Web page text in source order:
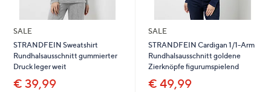
SALE
STRANDFEIN Sweatshirt
Rundhalsausschnitt gummierter
Druck leger weit
€ 39,99
SALE
STRANDFEIN Cardigan 1/1-Arm
Rundhalsausschnitt goldene
Zierknöpfe figurumspielend
€ 49,99